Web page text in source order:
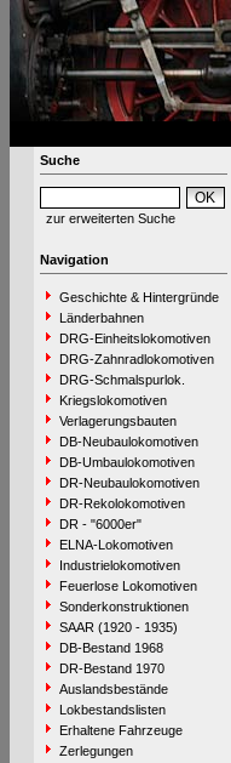
Suche
zur erweiterten Suche
Navigation
Geschichte & Hintergründe
Länderbahnen
DRG-Einheitslokomotiven
DRG-Zahnradlokomotiven
DRG-Schmalspurlok.
Kriegslokomotiven
Verlagerungsbauten
DB-Neubaulokomotiven
DB-Umbaulokomotiven
DR-Neubaulokomotiven
DR-Rekolokomotiven
DR - "6000er"
ELNA-Lokomotiven
Industrielokomotiven
Feuerlose Lokomotiven
Sonderkonstruktionen
SAAR (1920 - 1935)
DB-Bestand 1968
DR-Bestand 1970
Auslandsbestände
Lokbestandslisten
Erhaltene Fahrzeuge
Zerlegungen